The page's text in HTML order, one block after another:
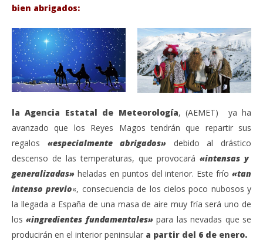
bien abrigados:
la Agencia Estatal de Meteorología, (AEMET) ya ha
avanzado que los Reyes Magos tendrán que repartir sus
regalos «especialmente abrigados»
debido al drástico
descenso de las temperaturas, que provocará «intensas y
generalizadas» heladas en puntos del interior. Este frío «tan
intenso previo«, consecuencia de los cielos poco nubosos y
la llegada a España de una masa de aire muy fría será uno de
los«ingredientes fundamentales» para las nevadas que se
producirán en el interior peninsular a partir del 6 de enero.